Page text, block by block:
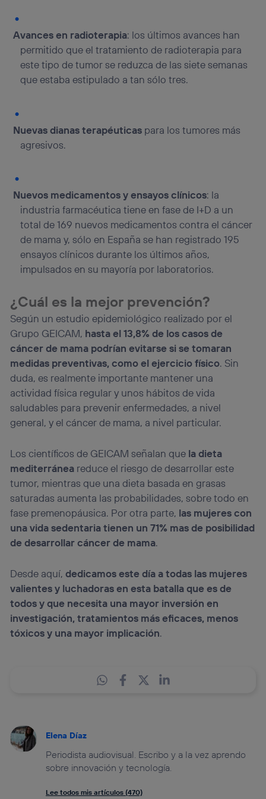
Avances en radioterapia: los últimos avances han
permitido que el tratamiento de radioterapia para
este tipo de tumor se reduzca de las siete semanas
que estaba estipulado a tan sólo tres.
Nuevas dianas terapéuticas para los tumores más
agresivos.
Nuevos medicamentos y ensayos clínicos: la
industria farmacéutica tiene en fase de I+D a un
total de 169 nuevos medicamentos contra el cáncer
de mama y, sólo en España se han registrado 195
ensayos clínicos durante los últimos años,
impulsados en su mayoría por laboratorios.
¿Cuál es la mejor prevención?
Según un estudio epidemiológico realizado por el
Grupo GEICAM, hasta el 13,8% de los casos de
cáncer de mama podrían evitarse si se tomaran
medidas preventivas, como el ejercicio físico. Sin
duda, es realmente importante mantener una
actividad física regular y unos hábitos de vida
saludables para prevenir enfermedades, a nivel
general, y el cáncer de mama, a nivel particular.
Los científicos de GEICAM señalan que la dieta
mediterránea reduce el riesgo de desarrollar este
tumor, mientras que una dieta basada en grasas
saturadas aumenta las probabilidades, sobre todo en
fase premenopáusica. Por otra parte, las mujeres con
una vida sedentaria tienen un 71% mas de posibilidad
de desarrollar cáncer de mama.
Desde aquí,dedicamos este día a todas las mujeres
valientes y luchadoras en esta batalla que es de
todos y que necesita una mayor inversión en
investigación, tratamientos más eficaces, menos
tóxicos y una mayor implicación.
Elena Díaz
Periodista audiovisual. Escribo y a la vez aprendo
sobre innovación y tecnología.
Lee todos mis artículos (470)